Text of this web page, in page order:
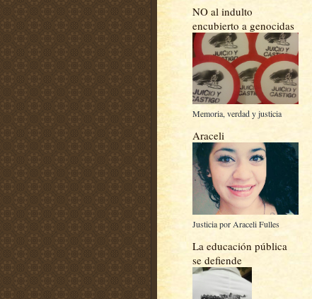
NO al indulto
encubierto a genocidas
Memoria, verdad y justicia
Araceli
Justicia por Araceli Fulles
La educación pública
se defiende